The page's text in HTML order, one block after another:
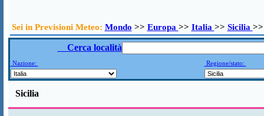
Sei in Previsioni Meteo: Mondo >> Europa >> Italia >> Sicilia
Cerca località
Nazione: Regione/stato:
Sicilia